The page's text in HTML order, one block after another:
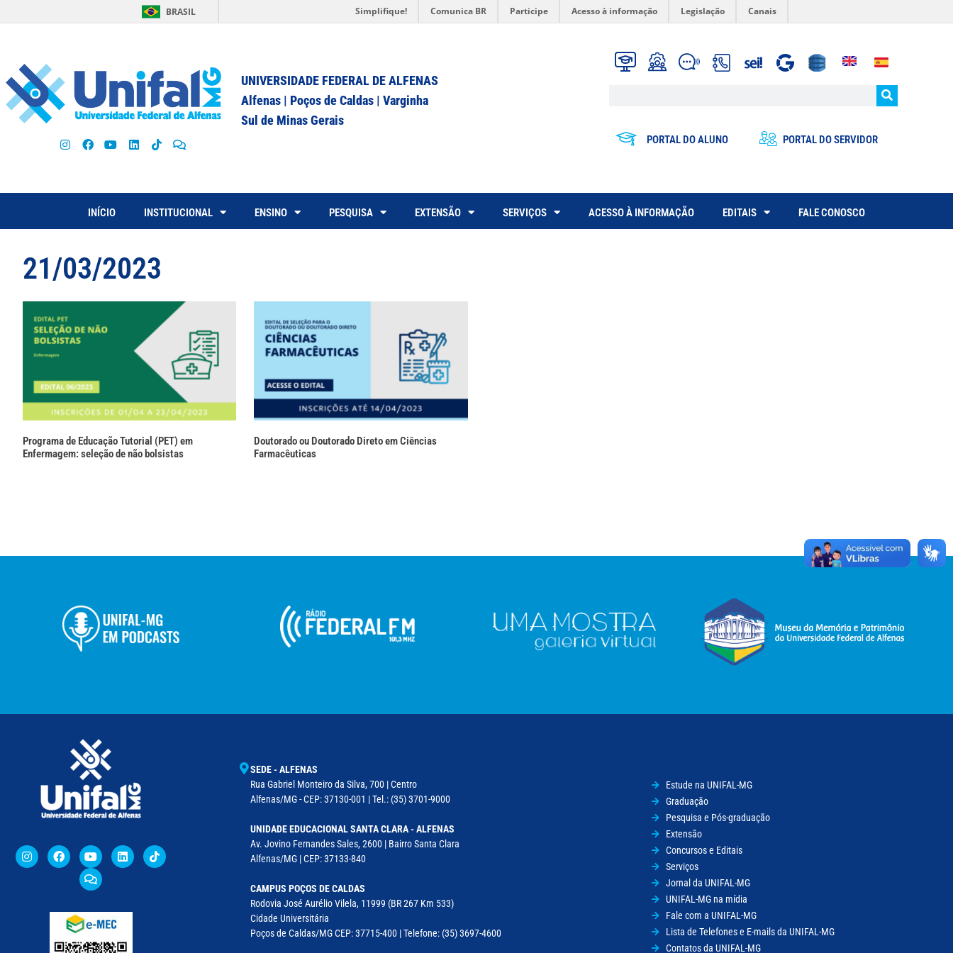
BRASIL Simplifique! Comunica BR Participe Acesso à informação Legislação Canais
UNIVERSIDADE FEDERAL DE ALFENAS
Alfenas | Poços de Caldas | Varginha
Sul de Minas Gerais
PORTAL DO ALUNO PORTAL DO SERVIDOR
INÍCIO INSTITUCIONAL ENSINO PESQUISA EXTENSÃO SERVIÇOS ACESSO À INFORMAÇÃO EDITAIS FALE CONOSCO
21/03/2023
Programa de Educação Tutorial (PET) em
Enfermagem: seleção de não bolsistas
Doutorado ou Doutorado Direto em Ciências
Farmacêuticas
SEDE - ALFENAS
Rua Gabriel Monteiro da Silva, 700 | Centro
Alfenas/MG - CEP: 37130-001 | Tel.: (35) 3701-9000
UNIDADE EDUCACIONAL SANTA CLARA - ALFENAS
Av. Jovino Fernandes Sales, 2600 | Bairro Santa Clara
Alfenas/MG | CEP: 37133-840
CAMPUS POÇOS DE CALDAS
Rodovia José Aurélio Vilela, 11999 (BR 267 Km 533)
Cidade Universitária
Poços de Caldas/MG CEP: 37715-400 | Telefone: (35) 3697-4600
Estude na UNIFAL-MG
Graduação
Pesquisa e Pós-graduação
Extensão
Concursos e Editais
Serviços
Jornal da UNIFAL-MG
UNIFAL-MG na mídia
Fale com a UNIFAL-MG
Lista de Telefones e E-mails da UNIFAL-MG
Contatos da UNIFAL-MG